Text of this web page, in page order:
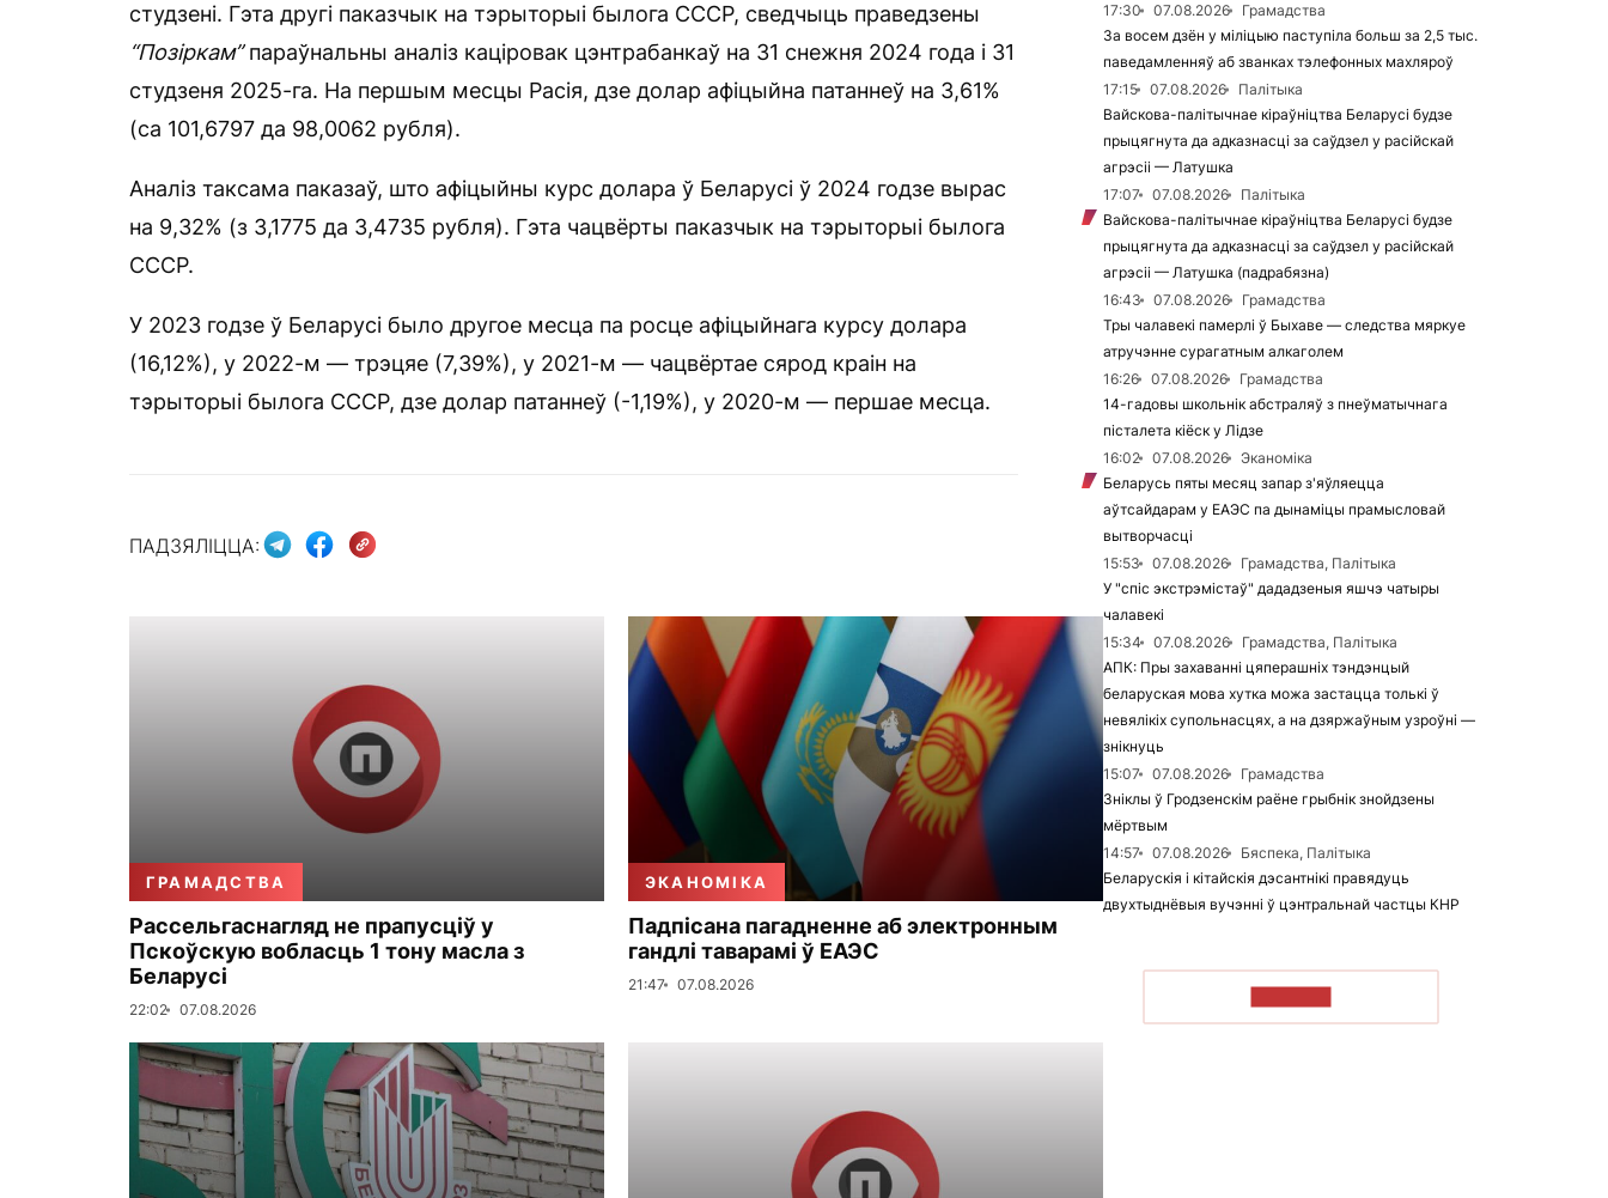
студзені. Гэта другі паказчык на тэрыторыі былога СССР, сведчыць праведзены
“Позіркам”параўнальны аналіз каціровак цэнтрабанкаў на 31 снежня 2024 года і 31
студзеня 2025-га. На першым месцы Расія, дзе долар афіцыйна патаннеў на 3,61%
(са 101,6797 да 98,0062 рубля).
Аналіз таксама паказаў, што афіцыйны курс долара ў Беларусі ў 2024 годзе вырас
на 9,32% (з 3,1775 да 3,4735 рубля). Гэта чацвёрты паказчык на тэрыторыі былога
СССР.
У 2023 годзе ў Беларусі было другое месца па росце афіцыйнага курсу долара
(16,12%), у 2022-м — трэцяе (7,39%), у 2021-м — чацвёртае сярод краін на
тэрыторыі былога СССР, дзе долар патаннеў (-1,19%), у 2020-м — першае месца.
ПАДЗЯЛІЦЦА:
ГРАМАДСТВА
Рассельгаснагляд не прапусціў у
Пскоўскую вобласць 1 тону масла з
Беларусі
22:02 07.08.2026
ЭКАНОМІКА
Падпісана пагадненне аб электронным
гандлі таварамі ў ЕАЭС
21:47 07.08.2026
17:30
07.08.2026
Грамадства
За восем дзён у міліцыю паступіла больш за 2,5 тыс.
паведамленняў аб званках тэлефонных махляроў
17:15
07.08.2026
Палітыка
Вайскова-палітычнае кіраўніцтва Беларусі будзе
прыцягнута да адказнасці за саўдзел у расійскай
агрэсіі — Латушка
17:07
07.08.2026
Палітыка
Вайскова-палітычнае кіраўніцтва Беларусі будзе
прыцягнута да адказнасці за саўдзел у расійскай
агрэсіі — Латушка (падрабязна)
16:43
07.08.2026
Грамадства
Тры чалавекі памерлі ў Быхаве — следства мяркуе
атручэнне сурагатным алкаголем
16:26
07.08.2026
Грамадства
14-гадовы школьнік абстраляў з пнеўматычнага
пісталета кіёск у Лідзе
16:02
07.08.2026
Эканоміка
Беларусь пяты месяц запар з'яўляецца
аўтсайдарам у ЕАЭС па дынаміцы прамысловай
вытворчасці
15:53
07.08.2026
Грамадства, Палітыка
У "спіс экстрэмістаў" дададзеныя яшчэ чатыры
чалавекі
15:34
07.08.2026
Грамадства, Палітыка
АПК: Пры захаванні цяперашніх тэндэнцый
беларуская мова хутка можа застацца толькі ў
невялікіх супольнасцях, а на дзяржаўным узроўні —
знікнуць
15:07
07.08.2026
Грамадства
Зніклы ў Гродзенскім раёне грыбнік знойдзены
мёртвым
14:57
07.08.2026
Бяспека, Палітыка
Беларускія і кітайскія дэсантнікі правядуць
двухтыднёвыя вучэнні ў цэнтральнай частцы КНР